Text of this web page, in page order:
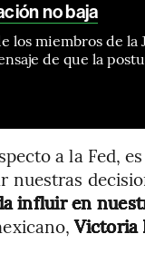
no baja
los miembros de
de que la
a la Fed,
influir en
Victoria